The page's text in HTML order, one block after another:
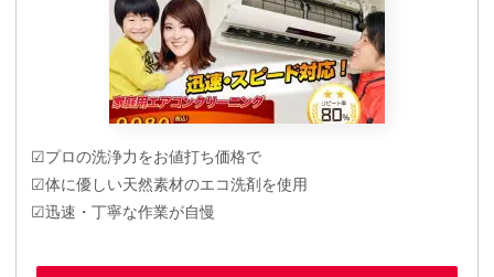
☑プロの洗浄力をお値打ち価格で
☑体に優しい天然素材のエコ洗剤を使用
☑迅速・丁寧な作業が自慢